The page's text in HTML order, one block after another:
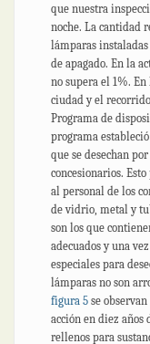
que nuestra
noche. La cantidad
lámparas
de apagado. En la
no supera el 1%. En
ciudad y el
Programa de
programa
que se desechan
concesionarios.
al personal de los
de vidrio, metal y
son los que
adecuados y una
especiales para
lámparas no son
figura 5 se
acción en diez
rellenos para